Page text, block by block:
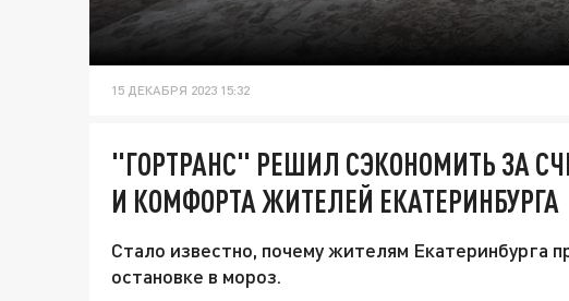
15 ДЕКАБРЯ 2023 15:32
"ГОРТРАНС" РЕШИЛ СЭКОНОМИТЬ ЗА
И КОМФОРТА ЖИТЕЛЕЙ ЕКАТЕРИНБУРГА
Стало известно, почему жителям Екатеринбурга
остановке в мороз.